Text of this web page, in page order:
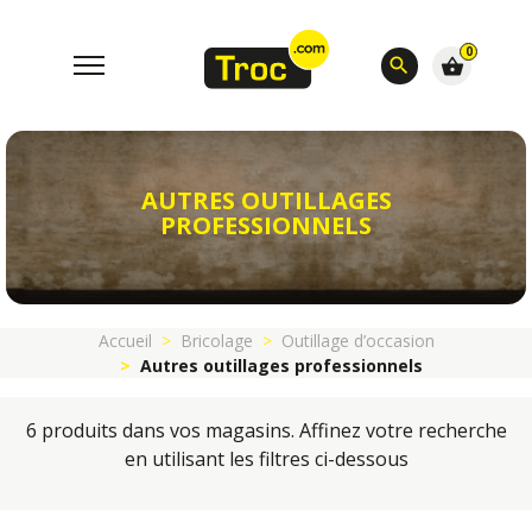
search
0
shopping_basket
AUTRES OUTILLAGES
PROFESSIONNELS
Accueil Bricolage
Outillage d’occasion
Autres outillages professionnels
6 produits dans vos magasins. Affinez votre recherche
en utilisant les filtres ci-dessous